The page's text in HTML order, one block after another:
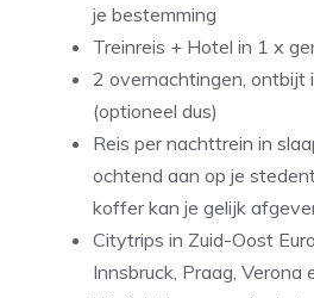
je bestemming
Treinreis + Hotel in 1 x
2 overnachtingen, ontbijt
(optioneel dus)
Reis per nachttrein in
ochtend aan op je
koffer kan je gelijk
Citytrips in Zuid-Oost
Innsbruck, Praag, Verona